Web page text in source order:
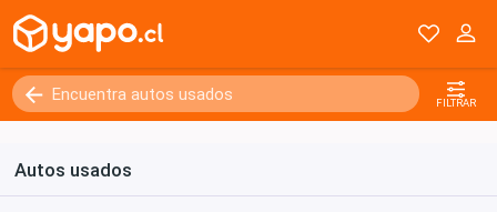
FILTRAR
Autos usados
Kilómetros